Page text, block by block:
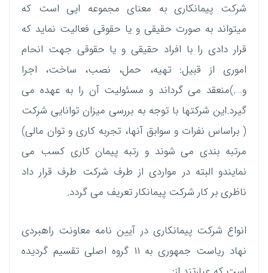
شرکت پیمانکاری به معنای مجموعه ایی است که
میتواند به صورت حقیقی و یا حقوقی فعالیت نماید که
قرار دادی را با افراد حقیقی و یا حقوقی جهت انحام
اموری از قبیل: تهیه، حمل، نصب، ساخت، اجرا
و….)منعقد می گرداند و مسئولیت آن را به عهده می
گیرد.این شرکتها با توجه به بررسی میزان توانایی شرکت
( براساس نفرات و سوابق آنها، تجربه کاری و توان مالی)
مرتبه بندی می شوند و رتبه پیمان کاری کسب می
نمایندو البته در مواردی از طرف شرکت طرف قرار داد
ناظری بر کار شرکت پیمانکار تعریف می گردد.
انواع شرکت پیمانکاری در آیین نامه معاونت راهبردی
نهاد ریاست جمهوری به ۱۱ گروه اصلی تقسیم گردیده